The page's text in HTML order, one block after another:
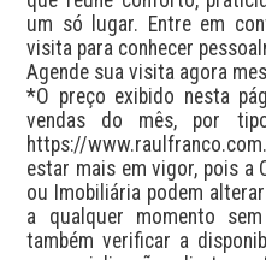
um só lugar. Entre em
visita para conhecer
Agende sua visita agora
*O preço exibido nesta
vendas do mês, por
https://
estar mais em vigor, pois a
ou Imobiliária podem
a qualquer momento
também verificar a